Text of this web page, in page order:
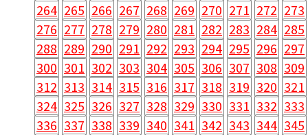
264 265 266 267 268 269 270 271 272 273
276 277 278 279 280 281 282 283 284 285
288 289 290 291 292 293 294 295 296 297
300 301 302 303 304 305 306 307 308 309
312 313 314 315 316 317 318 319 320 321
324 325 326 327 328 329 330 331 332 333
336 337 338 339 340 341 342 343 344 345